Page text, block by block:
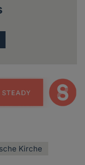
Kirche